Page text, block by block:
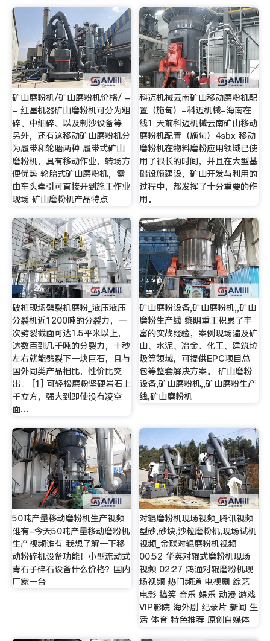
矿山磨粉机/矿山磨粉机价格/ -
- 红星机器矿山磨粉机可分为粗
碎、中细碎、以及制沙设备等
另外，还有这移动矿山磨粉机分
为履带和轮胎两种 履带式矿山
磨粉机，具有移动作业，转场方
便优势 轮胎式矿山磨粉机，需
由车头牵引可直接开到施工作业
现场 矿山磨粉机产品特点
科迈机械云南矿山移动磨粉机配
置（施甸）-科迈机械-海南在
线1 天前科迈机械云南矿山移动
磨粉机配置（施甸）4sbx 移动
磨粉机在物料磨粉应用领域已使
用了很长的时间，并且在大型基
础设施建设，矿山开发与利用的
过程中，都发挥了十分重要的作
用。
破桩现场劈裂机磨粉_液压液压
分裂机近1200吨的分裂力，一
次劈裂截面可达1.5平米以上，
达数百到几千吨的分裂力，十秒
左右就能劈裂下一块巨石，且与
国外同类产品相比，性价比突
出。 [1] 可轻松磨粉坚硬岩石上
千立方，强大到即使没有凌空
面…
矿山磨粉设备,矿山磨粉机,,矿山
磨粉生产线 黎明重工积累了丰
富的实战经验，案例现场遍及矿
山、水泥、冶金、化工、建筑垃
圾等领域，可提供EPC项目总
包等整套解决方案。 矿山磨粉
设备,矿山磨粉机,,矿山磨粉生产
线,矿山磨粉机
50吨产量移动磨粉机生产视频
谁有-今天50吨产量移动磨粉机
生产视频谁有 我想了解一下移
动粉碎机设备功能！小型流动式
青石子碎石设备什么价格？国内
厂家一台
对辊磨粉机现场视频_腾讯视频
型砂,砂块,沙粒磨粉机,现场试机
视频_金联对辊磨粉机视频
00:52 华英对辊式磨粉机现场
视频 02:27 鸿通对辊磨粉机现
场视频 热门频道 电视剧 综艺
电影 搞笑 音乐 娱乐 动漫 游戏
VIP影院 海外剧 纪录片 新闻 生
活 体育 特色推荐 原创自媒体